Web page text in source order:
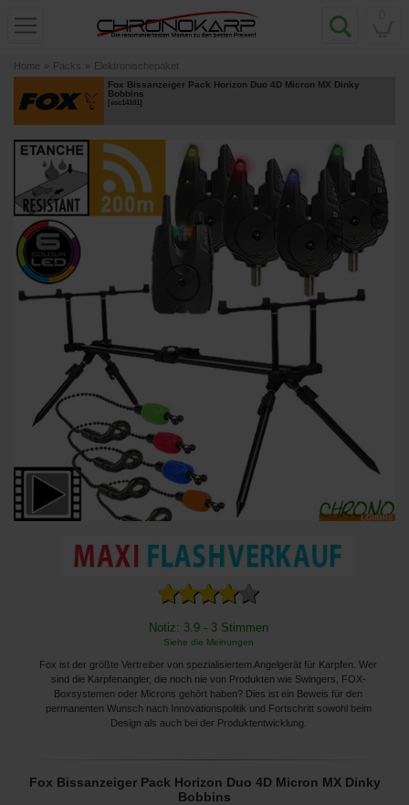
Home » Packs » Elektronischepaket
Fox Bissanzeiger Pack Horizon Duo 4D Micron MX Dinky
Bobbins
[esc14101]
Notiz: 3.9 - 3 Stimmen
Siehe die Meinungen
Fox ist der größte Vertreiber von spezialisiertem Angelgerät für Karpfen. Wer
sind die Karpfenangler, die noch nie von Produkten wie Swingers, FOX-
Boxsystemen oder Microns gehört haben? Dies ist ein Beweis für den
permanenten Wunsch nach Innovationspolitik und Fortschritt sowohl beim
Design als auch bei der Produktentwicklung.
Fox Bissanzeiger Pack Horizon Duo 4D Micron MX Dinky
Bobbins